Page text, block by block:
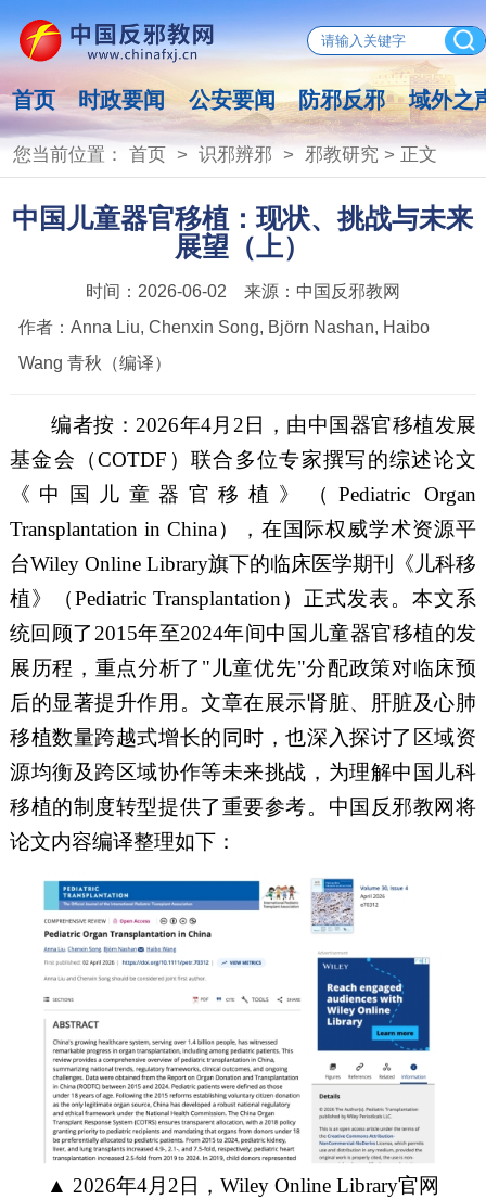
首页 时政要闻 公安要闻 防邪反邪 域外之
您当前位置： 首页> 识邪辨邪 > 邪教研究 > 正文
中国儿童器官移植：现状、挑战与未来
展望（上）
时间： 2026-06-02 来源： 中国反邪教网
作者： Anna Liu, Chenxin Song, Björn Nashan, Haibo
Wang 青秋（编译）
编者按： 2026年4月 2日，由中国器官移植发展
基金会（COTDF ）联合多位专家撰写的综述论文
《中国儿童器官移植》（ Pediatric Organ
Transplantation in China），在国际权威学术资源平
台Wiley Online Library旗下的临床医学期刊《儿科移
植》（Pediatric Transplantation ）正式发表。本文系
统回顾了 2015年至2024年间中国儿童器官移植的发
展历程，重点分析了 " 儿童优先"分配政策对临床预
后的显著提升作用。文章在展示肾脏、肝脏及心肺
移植数量跨越式增长的同时，也深入探讨了区域资
源均衡及跨区域协作等未来挑战，为理解中国儿科
移植的制度转型提供了重要参考。中国反邪教网将
论文内容编译整理如下：
▲ 2026年4月 2日， Wiley Online Library官网